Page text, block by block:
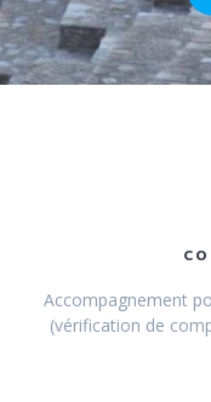
Accompagnement
(vérification de